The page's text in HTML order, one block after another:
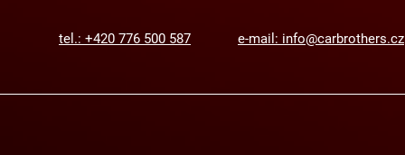
tel.: +420 776 500 587 e-mail: info@carbrothers.cz